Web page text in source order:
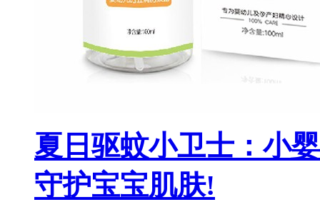
夏日驱蚊小卫士：小
守护宝宝肌肤!